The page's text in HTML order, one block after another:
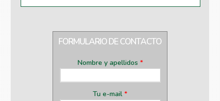
xt
n
al
FORMULARIO DE CONTACTO
Nombre y apellidos *
Tu e-mail *